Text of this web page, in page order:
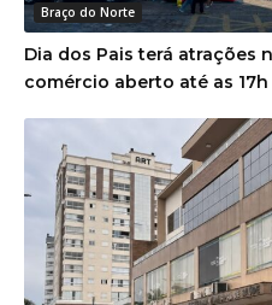
Braço do Norte
Dia dos Pais terá atrações
comércio aberto até as 17h